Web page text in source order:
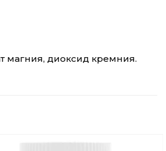
магния, диоксид кремния.